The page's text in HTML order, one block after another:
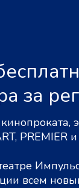
за
PREMIER
всем